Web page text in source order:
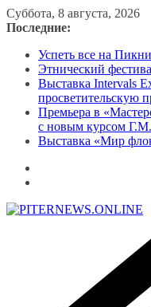
Перейти
к
Суббота, 8 августа, 2026
Последние:
Успеть все на
Этнический
Выставка Intervals
просветительскую
Премьера в
с новым курсом
Выставка «Мир